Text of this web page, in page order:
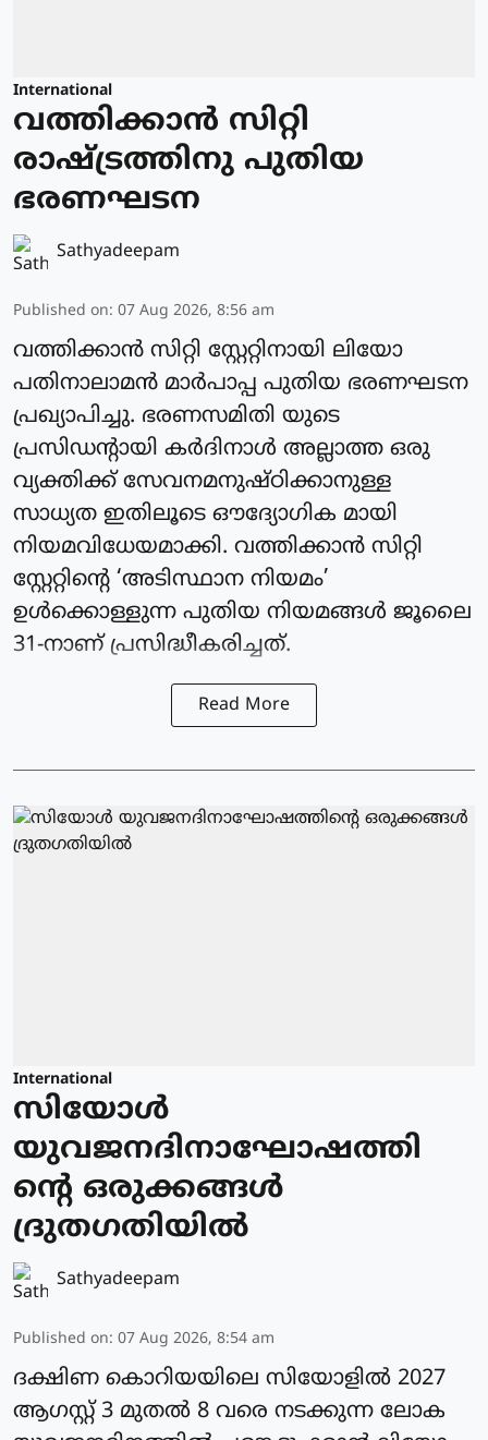
International
വത്തിക്കാന്‍ സിറ്റി
രാഷ്ട്രത്തിനു പുതിയ
ഭരണഘടന
Sathyadeepam
Published on: 07 Aug 2026, 8:56 am
വത്തിക്കാന്‍ സിറ്റി സ്റ്റേറ്റിനായി ലിയോ
പതിനാലാമന്‍ മാര്‍പാപ്പ പുതിയ ഭരണഘടന
പ്രഖ്യാപിച്ചു. ഭരണസമിതി യുടെ
പ്രസിഡന്റായി കര്‍ദിനാള്‍ അല്ലാത്ത ഒരു
വ്യക്തിക്ക് സേവനമനുഷ്ഠിക്കാനുള്ള
സാധ്യത ഇതിലൂടെ ഔദ്യോഗിക മായി
നിയമവിധേയമാക്കി. വത്തിക്കാന്‍ സിറ്റി
സ്റ്റേറ്റിന്റെ ‘അടിസ്ഥാന നിയമം’
ഉള്‍ക്കൊള്ളുന്ന പുതിയ നിയമങ്ങള്‍ ജൂലൈ
31-നാണ് പ്രസിദ്ധീകരിച്ചത്.
Read More
International
സിയോള്‍
യുവജനദിനാഘോഷത്തി
ന്റെ ഒരുക്കങ്ങള്‍
ദ്രുതഗതിയില്‍
Sathyadeepam
Published on: 07 Aug 2026, 8:54 am
ദക്ഷിണ കൊറിയയിലെ സിയോളില്‍ 2027
ആഗസ്റ്റ് 3 മുതല്‍ 8 വരെ നടക്കുന്ന ലോക